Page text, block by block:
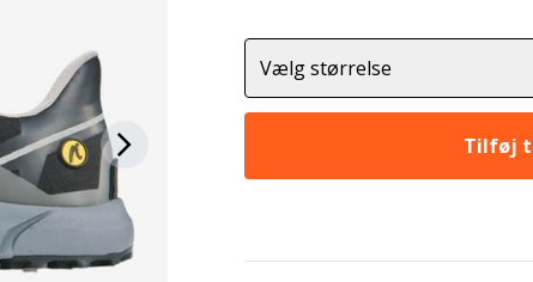
Vælg størrelse
Tilføj